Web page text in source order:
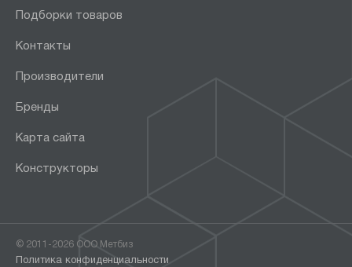
Подборки товаров
Контакты
Производители
Бренды
Карта сайта
Конструкторы
© 2011-2026 ООО Метбиз
Политика конфиденциальности